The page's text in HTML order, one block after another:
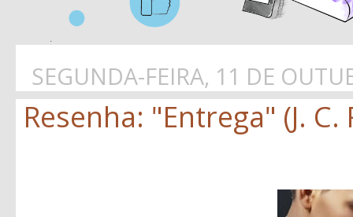
SEGUNDA-FEIRA, 11 DE
Resenha: "Entrega" (J. C.